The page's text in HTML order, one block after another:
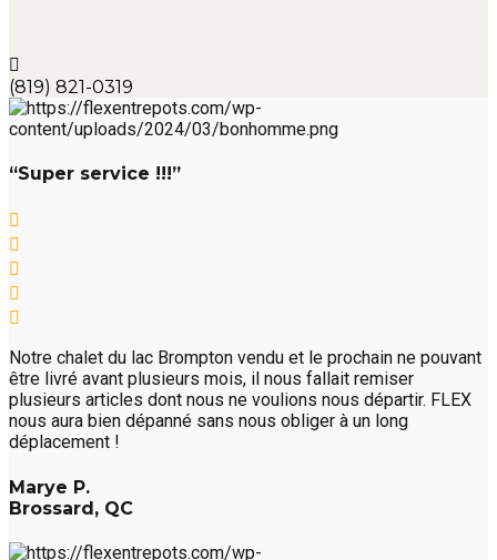
(819) 821-0319
“Super service !!!”
Notre chalet du lac Brompton vendu et le prochain ne pouvant
être livré avant plusieurs mois, il nous fallait remiser
plusieurs articles dont nous ne voulions nous départir. FLEX
nous aura bien dépanné sans nous obliger à un long
déplacement !
Marye P.
Brossard, QC